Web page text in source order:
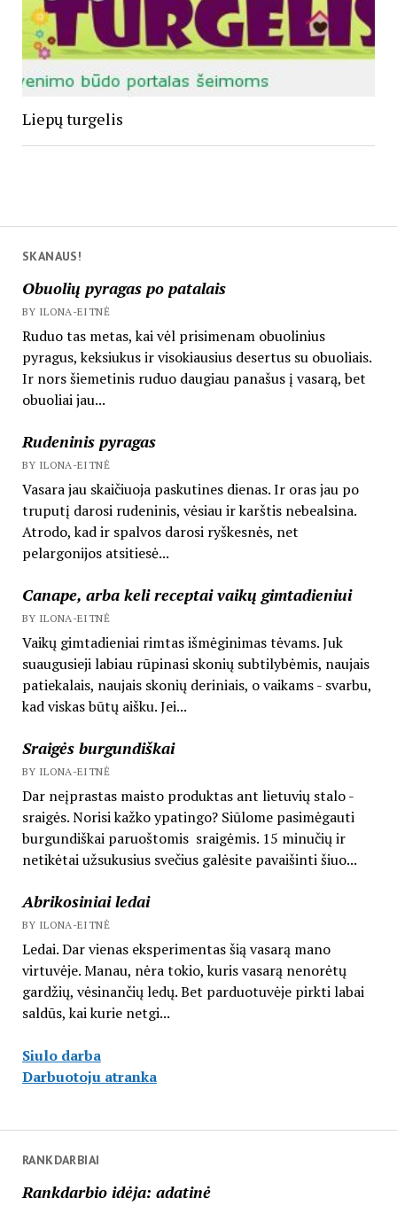
SKANAUS!
Obuolių pyragas po patalais
BY ILONA-EITNĖ
Ruduo tas metas, kai vėl prisimenam obuolinius
pyragus, keksiukus ir visokiausius desertus su obuoliais.
Ir nors šiemetinis ruduo daugiau panašus į vasarą, bet
obuoliai jau...
Rudeninis pyragas
BY ILONA-EITNĖ
Vasara jau skaičiuoja paskutines dienas. Ir oras jau po
truputį darosi rudeninis, vėsiau ir karštis nebealsina.
Atrodo, kad ir spalvos darosi ryškesnės, net
pelargonijos atsitiesė...
Canape, arba keli receptai vaikų gimtadieniui
BY ILONA-EITNĖ
Vaikų gimtadieniai rimtas išmėginimas tėvams. Juk
suaugusieji labiau rūpinasi skonių subtilybėmis, naujais
patiekalais, naujais skonių deriniais, o vaikams - svarbu,
kad viskas būtų aišku. Jei...
Sraigės burgundiškai
BY ILONA-EITNĖ
Dar neįprastas maisto produktas ant lietuvių stalo -
sraigės. Norisi kažko ypatingo? Siūlome pasimėgauti
burgundiškai paruoštomis sraigėmis. 15 minučių ir
netikėtai užsukusius svečius galėsite pavaišinti šiuo...
Abrikosiniai ledai
BY ILONA-EITNĖ
Ledai. Dar vienas eksperimentas šią vasarą mano
virtuvėje. Manau, nėra tokio, kuris vasarą nenorėtų
gardžių, vėsinančių ledų. Bet parduotuvėje pirkti labai
saldūs, kai kurie netgi...
Siulo darba
Darbuotoju atranka
Liepų turgelis
RANKDARBIAI
Rankdarbio idėja: adatinė